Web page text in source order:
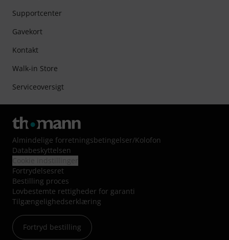
Supportcenter
Gavekort
Kontakt
Walk-in Store
Serviceoversigt
Almindelige forretningsbetingelser/Kolofon
Databeskyttelsen
Fortrydelsesret
Bestilling proces
Lovbestemte rettigheder for garanti
Tilgængelighedserklæring
Fortryd bestilling